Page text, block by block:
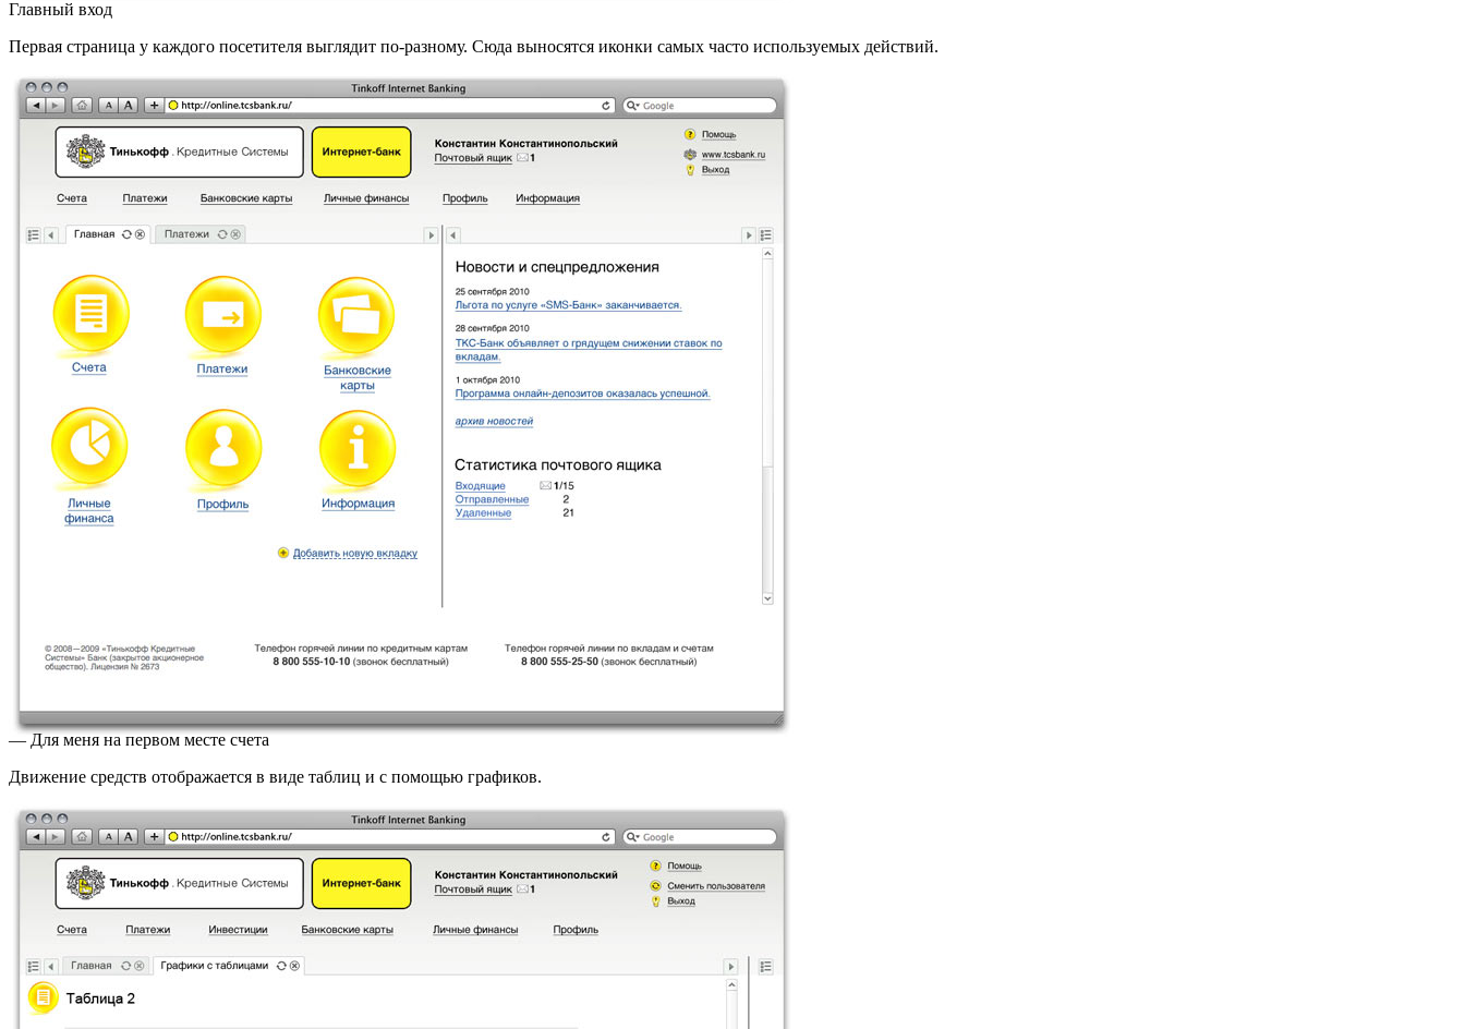
Главный вход
Первая страница у каждого посетителя выглядит по-разному. Сюда выносятся иконки самых часто используемых действий.
— Для меня на первом месте счета
Движение средств отображается в виде таблиц и с помощью графиков.